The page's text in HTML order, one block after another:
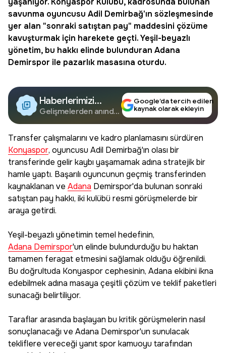
savunma oyuncusu Adil Demirbağ'ın sözleşmesinde
yer alan "sonraki satıştan pay" maddesini çözüme
kavuşturmak için harekete geçti. Yeşil-beyazlı
yönetim, bu hakkı elinde bulunduran Adana
Demirspor ile pazarlık masasına oturdu.
Haberlerimizi
Google'da Takip
Edin
Gelişmelerden anında
Google’da tercih edilen
kaynak olarak ekleyin
Transfer çalışmalarını ve kadro planlamasını sürdüren
Konyaspor, oyuncusu Adil Demirbağ'ın olası bir
transferinde gelir kaybı yaşamamak adına stratejik bir
hamle yaptı. Başarılı oyuncunun geçmiş transferinden
kaynaklanan ve Adana Demirspor'da bulunan sonraki
satıştan pay hakkı, iki kulübü resmi görüşmelerde bir
araya getirdi.
Yeşil-beyazlı yönetimin temel hedefinin,
Adana Demirspor'un elinde bulundurduğu bu haktan
tamamen feragat etmesini sağlamak olduğu öğrenildi.
Bu doğrultuda Konyaspor cephesinin, Adana ekibini ikna
edebilmek adına masaya çeşitli çözüm ve teklif paketleri
sunacağı belirtiliyor.
Taraflar arasında başlayan bu kritik görüşmelerin nasıl
sonuçlanacağı ve Adana Demirspor'un sunulacak
tekliflere vereceği yanıt spor kamuoyu tarafından